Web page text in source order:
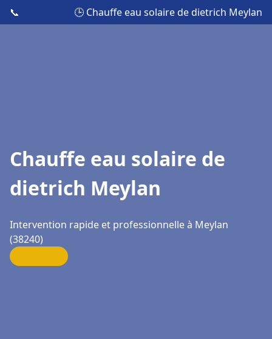
📞 🕒 Chauffe eau solaire de dietrich Meylan
Chauffe eau solaire de
dietrich Meylan
Intervention rapide et professionnelle à Meylan
(38240)